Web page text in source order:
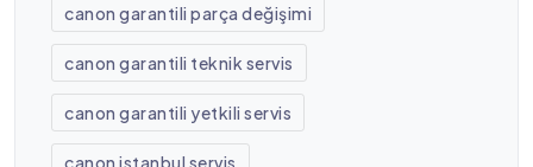
canon garantili parça değişimi
canon garantili teknik servis
canon garantili yetkili servis
canon istanbul servis